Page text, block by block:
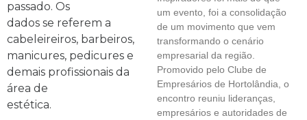
passado. Os
dados se referem a
cabeleireiros, barbeiros,
manicures, pedicures e
demais profissionais da
área de
estética.
um evento, foi a consolidação
de um movimento que vem
transformando o cenário
empresarial da região.
Promovido pelo Clube de
Empresários de Hortolândia, o
encontro reuniu lideranças,
empresários e autoridades de